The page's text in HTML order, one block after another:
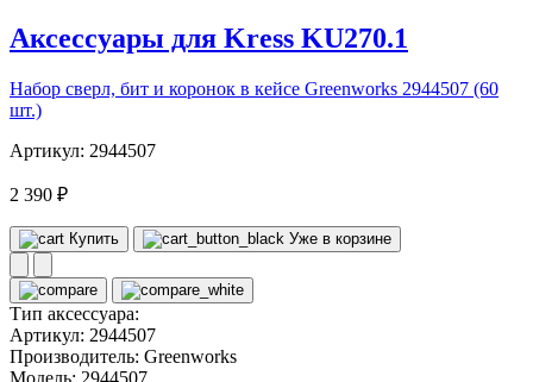
Аксессуары для Kress KU270.1
Набор сверл, бит и коронок в кейсе Greenworks 2944507 (60
шт.)
Артикул: 2944507
2 390 ₽
Купить Уже в корзине
Тип аксессуара:
Артикул: 2944507
Производитель: Greenworks